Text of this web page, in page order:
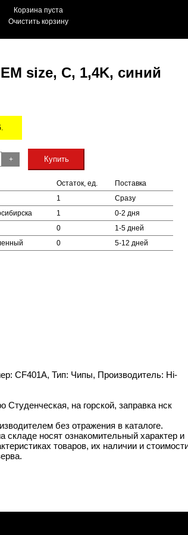
Корзина пуста
Очистить корзину
size, C, 1,4K, синий
+ Купить
Остаток, ед.
Поставка
1
Сразу
1
0-2 дня
0
1-5 дней
0 5-12 дней
CF401A, Тип: Чипы, Производитель: Hi-
на горской, заправка нск
без отражения в каталоге.
носят ознакомительный характер и
товаров, их наличии и